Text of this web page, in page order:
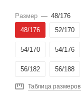
Размер — 48/176
48/176
52/170
54/170 54/176
56/182 56/188
Таблица размеров